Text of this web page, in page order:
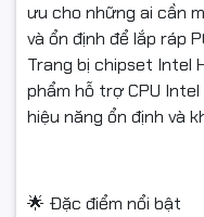
ưu cho những ai cần
và ổn định để lắp ráp
Trang bị chipset Intel
phẩm hỗ trợ CPU Intel
hiệu năng ổn định và
🌟 Đặc điểm nổi bật